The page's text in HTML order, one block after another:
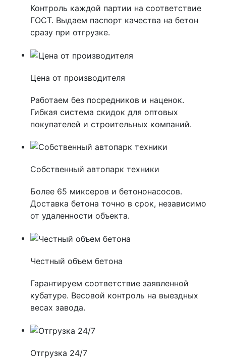
Контроль каждой партии на соответствие
ГОСТ. Выдаем паспорт качества на бетон
сразу при отгрузке.
Цена от производителя
Работаем без посредников и наценок.
Гибкая система скидок для оптовых
покупателей и строительных компаний.
Собственный автопарк техники
Более 65 миксеров и бетононасосов.
Доставка бетона точно в срок, независимо
от удаленности объекта.
Честный объем бетона
Гарантируем соответствие заявленной
кубатуре. Весовой контроль на выездных
весах завода.
Отгрузка 24/7